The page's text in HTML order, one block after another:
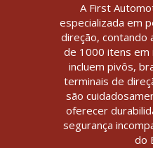
A First
especializada em
direção, contando
de 1000 itens
incluem pivôs,
terminais de
são
oferecer
segurança
do